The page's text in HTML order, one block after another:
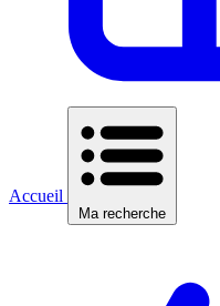
Accueil
Ma recherche